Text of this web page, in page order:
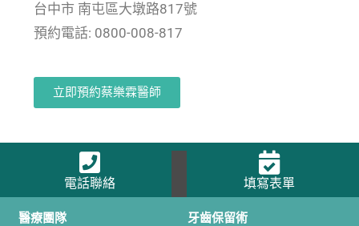
台中市 南屯區大墩路817號
預約電話: 0800-008-817
立即預約蔡樂霖醫師
電話聯絡 填寫表單
醫療團隊 牙齒保留術